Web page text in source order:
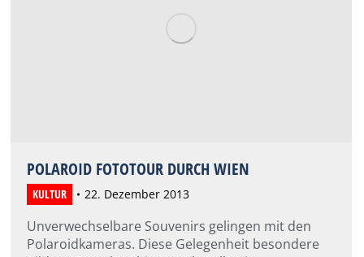
POLAROID FOTOTOUR DURCH WIEN
KULTUR 22. Dezember 2013
Unverwechselbare Souvenirs gelingen mit den
Polaroidkameras. Diese Gelegenheit besondere